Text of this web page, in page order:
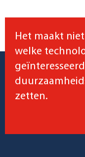
Het maakt
welke
zetten.